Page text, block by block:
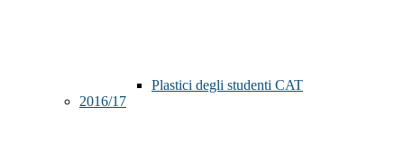
Plastici degli studenti CAT
2016/17